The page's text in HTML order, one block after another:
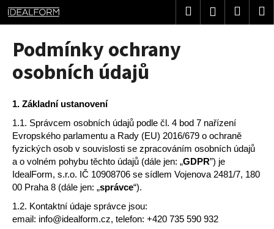
Přejít
obsah
HledatPřihlášení
Podmínky ochrany
osobních údajů
1. Základní ustanovení
1.1. Správcem osobních údajů podle čl. 4 bod 7 nařízení
Evropského parlamentu a Rady (EU) 2016/679 o ochraně
fyzických osob v souvislosti se zpracováním osobních údajů
a o volném pohybu těchto údajů (dále jen: „GDPR”) je
IdealForm, s.r.o. IČ 10908706 se sídlem Vojenova 2481/7, 180
00 Praha 8 (dále jen: „správce“).
1.2. Kontaktní údaje správce jsou:
email: info@idealform.cz, telefon: +420 735 590 932
K
o
C
o
p
o
t
ř
e
b
u
j